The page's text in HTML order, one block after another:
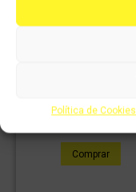
Política de Cookies
incluido
Comprar